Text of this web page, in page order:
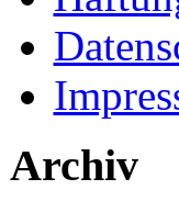
Archiv